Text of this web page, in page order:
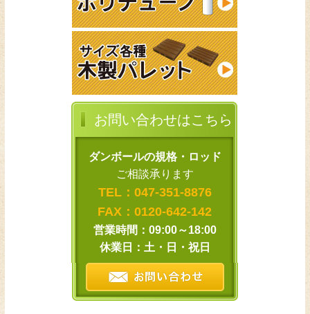
お問い合わせはこちら
ダンボールの規格・ロッド
ご相談承ります
TEL： 047-351-8876
FAX：0120-642-142
営業時間：09:00～18:00
休業日：土・日・祝日